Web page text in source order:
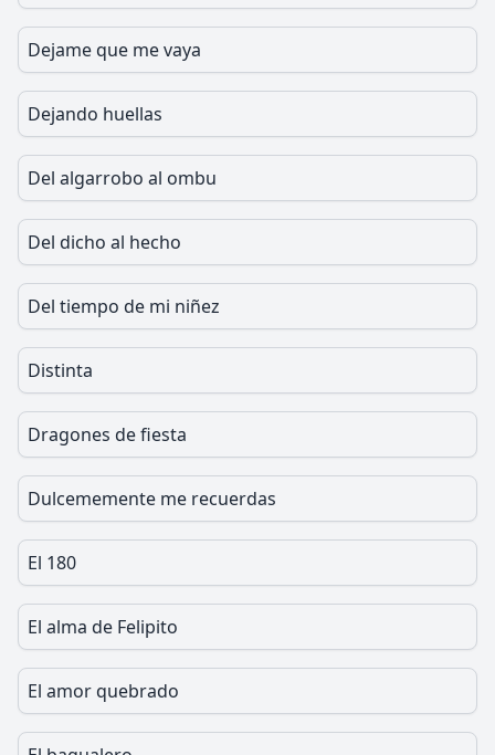
Dejame que me vaya
Dejando huellas
Del algarrobo al ombu
Del dicho al hecho
Del tiempo de mi niñez
Distinta
Dragones de fiesta
Dulcememente me recuerdas
El 180
El alma de Felipito
El amor quebrado